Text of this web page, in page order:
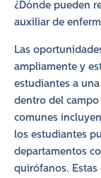
¿Dónde pueden
auxiliar de
Las
ampliamente y
estudiantes a
dentro del campo
comunes
los estudiantes
departamentos
quirófanos. Estas